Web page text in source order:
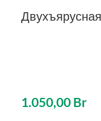
1.050,00 Br